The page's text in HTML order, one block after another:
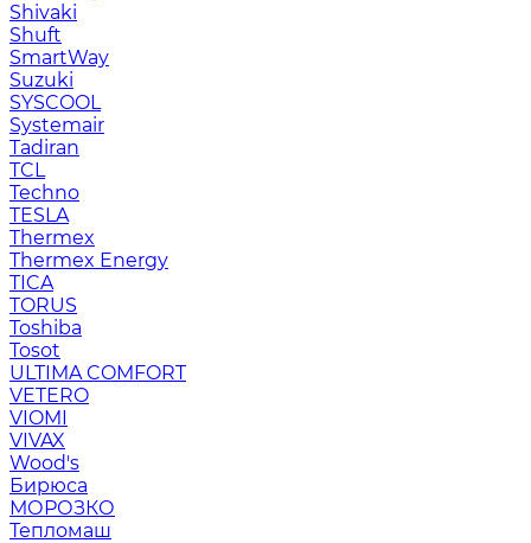
Shivaki
Shuft
SmartWay
Suzuki
SYSCOOL
Systemair
Tadiran
TCL
Techno
TESLA
Thermex
Thermex Energy
TICA
TORUS
Toshiba
Tosot
ULTIMA COMFORT
VETERO
VIOMI
VIVAX
Wood's
Бирюса
МОРОЗКО
Тепломаш